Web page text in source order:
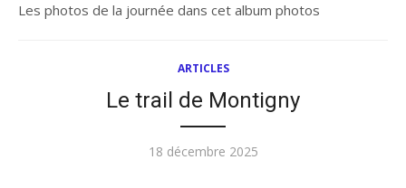
Les photos de la journée dans cet album photos
ARTICLES
Le trail de Montigny
Publié
18 décembre 2025